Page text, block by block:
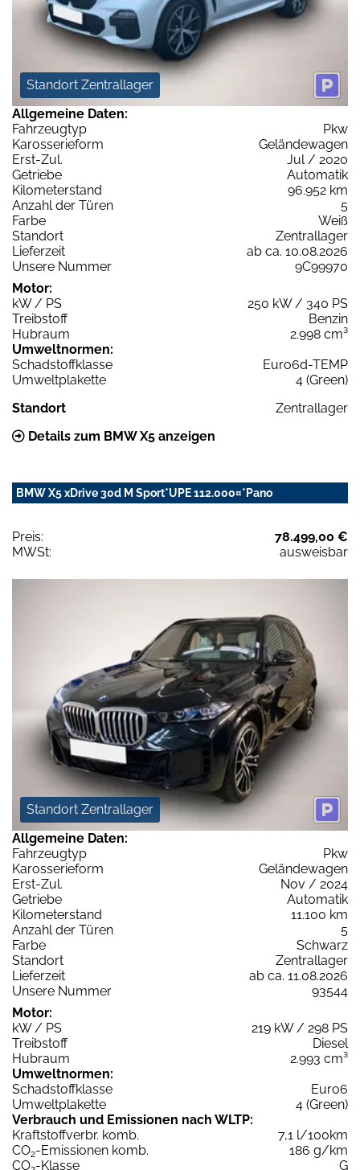
Standort Zentrallager
Allgemeine Daten:
Fahrzeugtyp
Pkw
Karosserieform
Geländewagen
Erst-Zul.
Jul / 2020
Getriebe
Automatik
Kilometerstand
96.952 km
Anzahl der Türen
5
Farbe
Weiß
Standort
Zentrallager
Lieferzeit
ab ca. 10.08.2026
Unsere Nummer
9C99970
Motor:
kW / PS
250 kW / 340 PS
Treibstoff
Benzin
Hubraum
2.998 cm³
Umweltnormen:
Schadstoffklasse
Euro6d-TEMP
Umweltplakette
4 (Green)
Standort
Zentrallager
Details zum BMW X5 anzeigen
BMW X5 xDrive 30d M Sport*UPE 112.000¤*Pano
Preis:
78.499,00 €
MWSt:
ausweisbar
Standort Zentrallager
Allgemeine Daten:
Fahrzeugtyp
Pkw
Karosserieform
Geländewagen
Erst-Zul.
Nov / 2024
Getriebe
Automatik
Kilometerstand
11.100 km
Anzahl der Türen
5
Farbe
Schwarz
Standort
Zentrallager
Lieferzeit
ab ca. 11.08.2026
Unsere Nummer
93544
Motor:
kW / PS
219 kW / 298 PS
Treibstoff
Diesel
Hubraum
2.993 cm³
Umweltnormen:
Schadstoffklasse
Euro6
Umweltplakette
4 (Green)
Verbrauch und Emissionen nach WLTP:
Kraftstoffverbr. komb.
7,1 l/100km
CO2-Emissionen komb.
186 g/km
CO -Klasse G